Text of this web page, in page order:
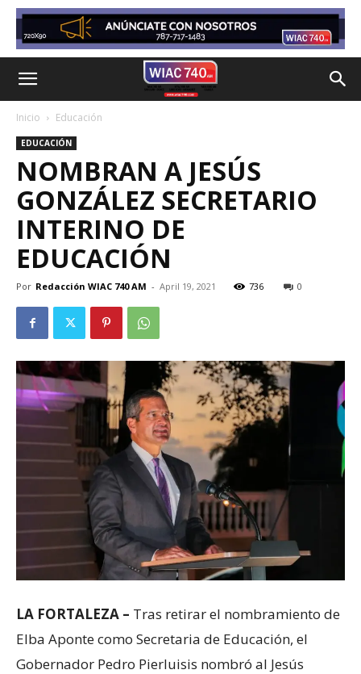
Inicio Educación
EDUCACIÓN
NOMBRAN A JESÚS
GONZÁLEZ SECRETARIO
INTERINO DE
EDUCACIÓN
Por Redacción WIAC 740 AM - April 19, 2021 736 0
LA FORTALEZA – Tras retirar el nombramiento de
Elba Aponte como Secretaria de Educación, el
Gobernador Pedro Pierluisis nombró al Jesús